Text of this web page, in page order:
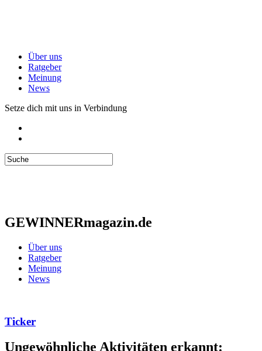
Über uns
Ratgeber
Meinung
News
Setze dich mit uns in Verbindung
GEWINNERmagazin.de
Über uns
Ratgeber
Meinung
News
Ticker
Ungewöhnliche Aktivitäten erkannt: